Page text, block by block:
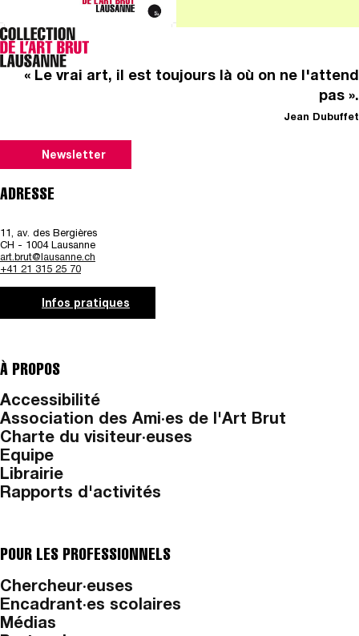
« Le vrai art, il est toujours là où on ne l'attend
pas ».
Jean Dubuffet
Newsletter
ADRESSE
11, av. des Bergières
CH - 1004 Lausanne
art.brut@lausanne.ch
+41 21 315 25 70
Infos pratiques
À PROPOS
Accessibilité
Association des Ami·es de l'Art Brut
Charte du visiteur·euses
Equipe
Librairie
Rapports d'activités
POUR LES PROFESSIONNELS
Chercheur·euses
Encadrant·es scolaires
Médias